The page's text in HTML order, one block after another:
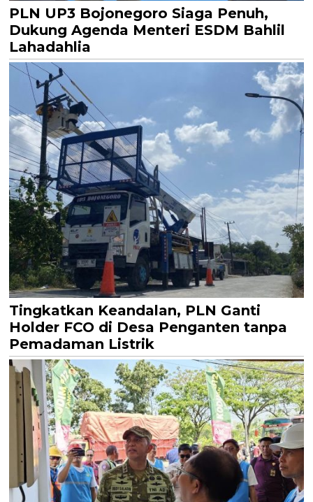
PLN UP3 Bojonegoro Siaga Penuh,
Dukung Agenda Menteri ESDM Bahlil
Lahadahlia
Tingkatkan Keandalan, PLN Ganti
Holder FCO di Desa Penganten tanpa
Pemadaman Listrik